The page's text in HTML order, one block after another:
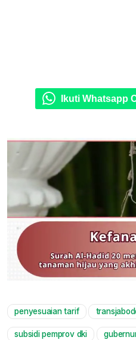
Ikuti Whatsapp
penyesuaian tarif
subsidi pemprov dki